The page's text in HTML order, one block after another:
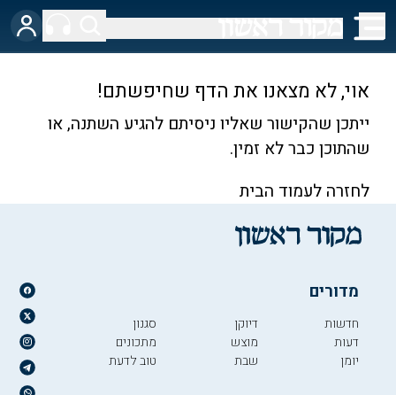
אוי, לא מצאנו את הדף שחיפשתם!
ייתכן שהקישור שאליו ניסיתם להגיע השתנה, או
שהתוכן כבר לא זמין.
לחזרה לעמוד הבית
מדורים
חדשות
דעות
יומן
דיוקן
מוצש
שבת
סגנון
מתכונים
טוב לדעת